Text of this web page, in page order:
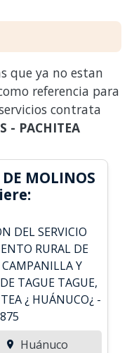
que ya no estan
referencia para
contrata
- PACHITEA
MOLINOS
DEL SERVICIO
RURAL DE
Y
TAGUE TAGUE,
¿ HUÁNUCO¿ -
Huánuco